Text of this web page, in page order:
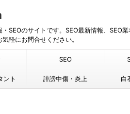
SEOのサイトです。SEO最新情報、
軽にお問合せください。
SEO
ント 誹謗中傷・炎上 白